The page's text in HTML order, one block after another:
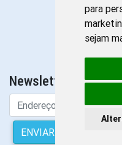
para
sejam
Newsletter da
ENVIAR